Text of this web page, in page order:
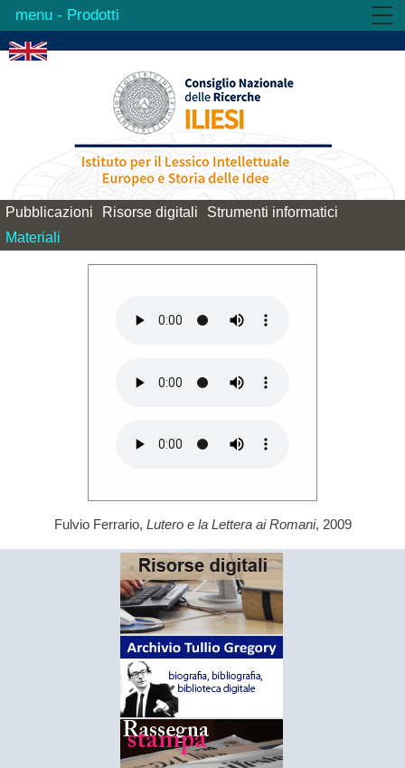
- Prodotti
Istituto
Attività
Pubblicazioni Risorse digitali
Strumenti informatici
Materiali
Fulvio Ferrario, Lutero e la Lettera ai Romani, 2009